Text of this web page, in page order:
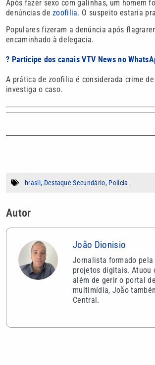
Após fazer sexo com galinhas, um homem
denúncias de zoofilia. O suspeito estaria
Populares fizeram a denúncia após
encaminhado à delegacia.
? Participe dos canais VTV News no
A prática de zoofilia é considerada crime
investiga o caso.
brasil , Destaque Secundário, Polícia
Autor
João Dionisio
Jornalista formado pela
projetos digitais. Atuou
além de gerir o portal
multimídia, João
Central.